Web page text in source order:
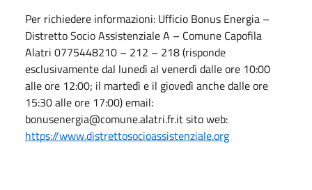
Per richiedere informazioni: Ufficio Bonus Energia –
Distretto Socio Assistenziale A – Comune Capofila
Alatri 0775448210 – 212 – 218 (risponde
esclusivamente dal lunedì al venerdì dalle ore 10:00
alle ore 12:00; il martedì e il giovedì anche dalle ore
15:30 alle ore 17:00) email:
bonusenergia@comune.alatri.fr.it sito web:
https://www.distrettosocioassistenziale.org